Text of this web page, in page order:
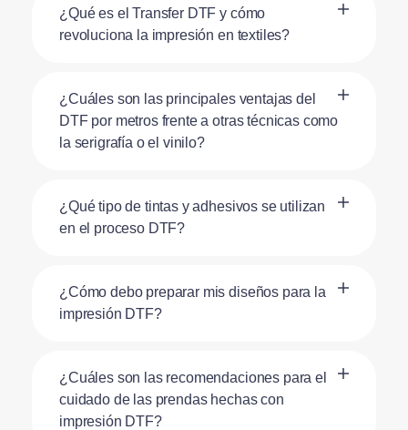
¿Qué es el Transfer DTF y cómo
revoluciona la impresión en textiles?
¿Cuáles son las principales ventajas del
DTF por metros frente a otras técnicas como
la serigrafía o el vinilo?
¿Qué tipo de tintas y adhesivos se utilizan
en el proceso DTF?
¿Cómo debo preparar mis diseños para la
impresión DTF?
¿Cuáles son las recomendaciones para el
cuidado de las prendas hechas con
impresión DTF?